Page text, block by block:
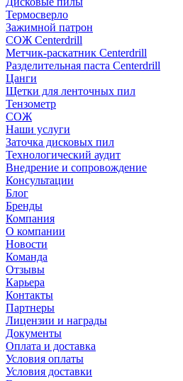
Термосверло
Зажимной патрон
СОЖ Centerdrill
Метчик-раскатник Centerdrill
Разделительная паста Centerdrill
Цанги
Щетки для ленточных пил
Тензометр
СОЖ
Наши услуги
Заточка дисковых пил
Технологический аудит
Внедрение и сопровождение
Консультации
Блог
Бренды
Компания
О компании
Новости
Команда
Отзывы
Карьера
Контакты
Партнеры
Лицензии и награды
Документы
Оплата и доставка
Условия оплаты
Условия доставки